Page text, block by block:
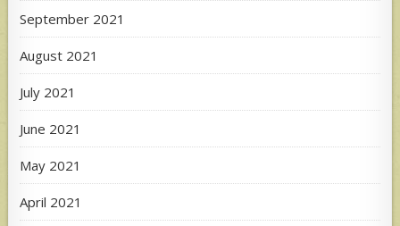
September 2021
August 2021
July 2021
June 2021
May 2021
April 2021